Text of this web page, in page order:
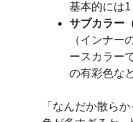
基本的には1
サブカラー
（インナー
ースカラー
の有彩色な
「なんだか散ら